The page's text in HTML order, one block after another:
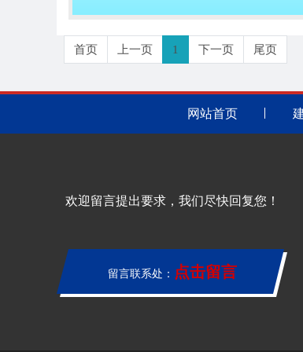
首页 上一页 1 下一页 尾页
网站首页
欢迎留言提出要求，我们尽快回复您！
留言联系处： 点击留言